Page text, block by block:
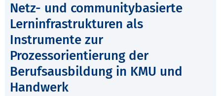
Netz- und communitybasierte
Lerninfrastrukturen als
Instrumente zur
Prozessorientierung der
Berufsausbildung in KMU und
Handwerk